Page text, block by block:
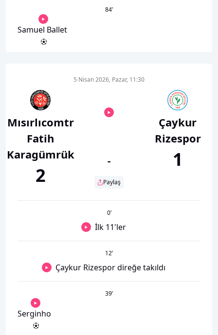
84’
Samuel Ballet
Mısırlıcomtr
Fatih
Karagümrük
2
5 Nisan 2026, Pazar, 11:30
-
Paylaş
Çaykur
Rizespor
1
0’
İlk 11'ler
12’
Çaykur Rizespor direğe takıldı
39’
Serginho